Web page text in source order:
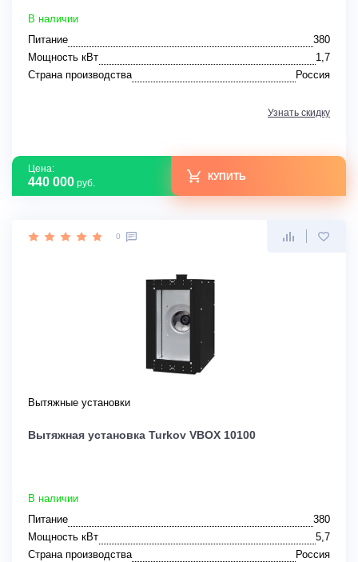
В наличии
Питание
380
Мощность кВт
1,7
Страна производства
Россия
Узнать скидку
Цена:
440 000 руб.
КУПИТЬ
0
Вытяжные установки
Вытяжная установка Turkov VBOX 10100
В наличии
Питание
380
Мощность кВт
5,7
Страна производства
Россия